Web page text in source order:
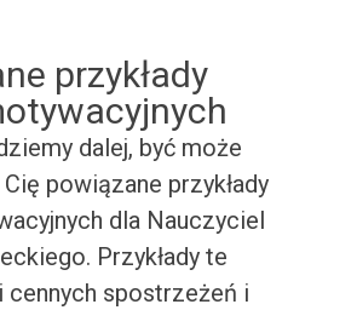
przykłady
dalej, być może
powiązane przykłady
dla Nauczyciel
Przykłady te
spostrzeżeń i